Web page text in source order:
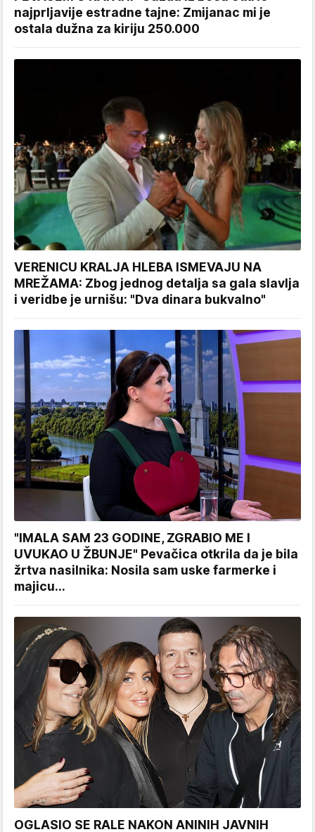
najprljavije estradne tajne: Zmijanac mi je
ostala dužna za kiriju 250.000
VERENICU KRALJA HLEBA ISMEVAJU NA
MREŽAMA: Zbog jednog detalja sa gala slavlja
i veridbe je urnišu: "Dva dinara bukvalno"
"IMALA SAM 23 GODINE, ZGRABIO ME I
UVUKAO U ŽBUNJE" Pevačica otkrila da je bila
žrtva nasilnika: Nosila sam uske farmerke i
majicu...
OGLASIO SE RALE NAKON ANINIH JAVNIH